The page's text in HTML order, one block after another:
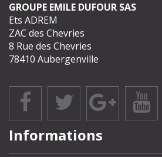
GROUPE EMILE DUFOUR SAS
Ets ADREM
ZAC des Chevries
8 Rue des Chevries
78410 Aubergenville
Informations